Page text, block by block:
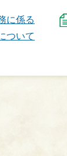
に係る
ついて